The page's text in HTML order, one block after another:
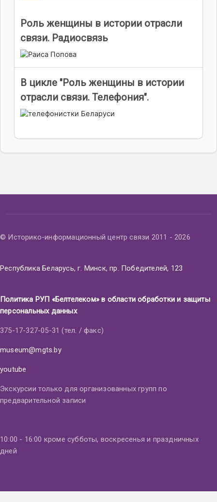
Роль женщины в истории отрасли
связи. Радиосвязь
В цикле "Роль женщины в истории
отрасли связи. Телефония".
© Историко-информационный центр связи 2011 - 2026
Республика Беларусь, г. Минск, пр. Победителей, 123
Политика РУП «Белтелеком» в области обработки и защиты
персональных данных
375-17-327-05-31 (тел. / факс)
museum@mgts.by
youtube
Экскурсии только для организованных групп по
предварительной записи
10:00 - 16:00 кроме субботы, воскресенья и праздничных
дней